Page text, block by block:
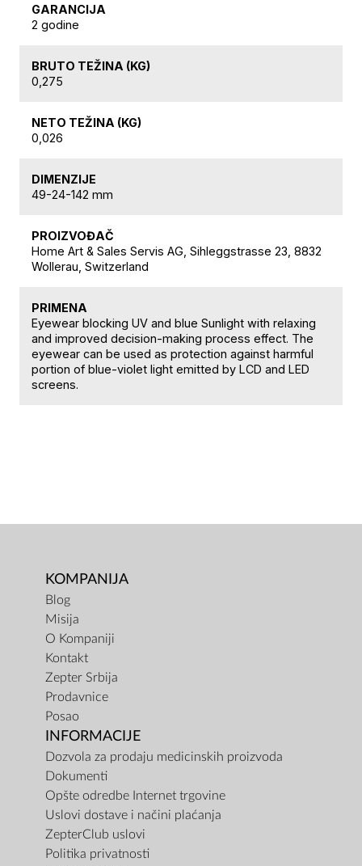
GARANCIJA
2 godine
BRUTO TEŽINA (KG)
0,275
NETO TEŽINA (KG)
0,026
DIMENZIJE
49-24-142 mm
PROIZVOĐAČ
Home Art & Sales Servis AG, Sihleggstrasse 23, 8832
Wollerau, Switzerland
PRIMENA
Eyewear blocking UV and blue Sunlight with relaxing
and improved decision-making process effect. The
eyewear can be used as protection against harmful
portion of blue-violet light emitted by LCD and LED
screens.
KOMPANIJA
Blog
Misija
O Kompaniji
Kontakt
Zepter Srbija
Prodavnice
Posao
INFORMACIJE
Dozvola za prodaju medicinskih proizvoda
Dokumenti
Opšte odredbe Internet trgovine
Uslovi dostave i načini plaćanja
ZepterClub uslovi
Politika privatnosti